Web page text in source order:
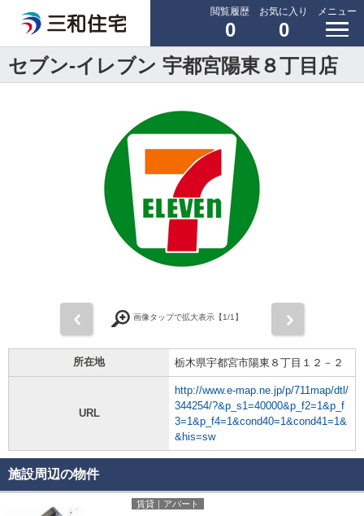
閲覧履歴
0
お気に入り
0
メニュー
セブン-イレブン 宇都宮陽東８丁目店
画像タップで拡大表示【1/1】
所在地 栃木県宇都宮市陽東８丁目１２－２
URL
http://www.e-map.ne.jp/p/711map/dtl/
344254/?&p_s1=40000&p_f2=1&p_f
3=1&p_f4=1&cond40=1&cond41=1&
&his=sw
施設周辺の物件
賃貸｜アパート